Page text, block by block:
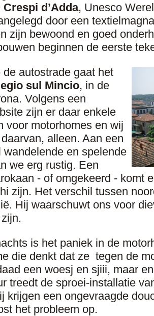
Crespi d’Adda, Unesco
door een
zijn bewoond en goed
beginnen de eerste
de autostrade gaat het
sul Mincio, in de
Volgens een
zijn er daar enkele
voor motorhomes en wij
alleen. Aan een
wandelende en spelende
we erg rustig. Een
- of omgekeerd - komt
zijn. Het verschil tussen
Hij waarschuwt ons voor
is het paniek in de
die denkt dat ze tegen de
een woesj en sjiii, maar
treedt de sproei-installatie
krijgen een ongevraagde
het probleem op.